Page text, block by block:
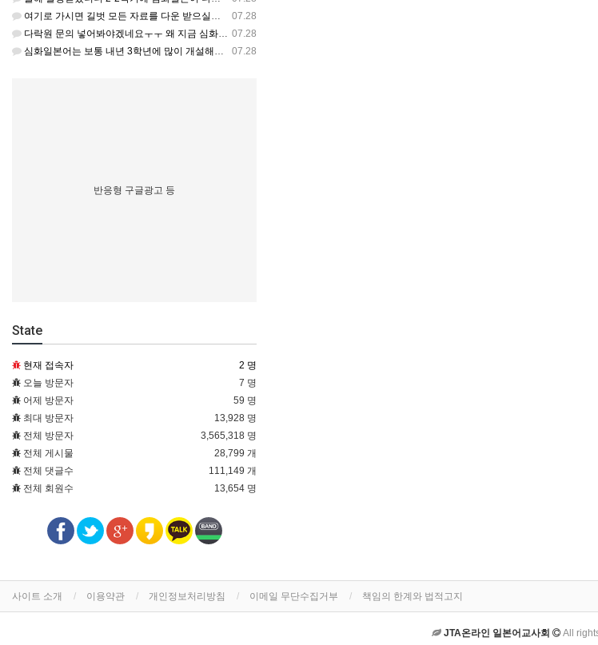
07.28
여기로 가시면 길벗 모든 자료를 다운 받으실수 있으세요^^ https://coffee-plume-710.no…
07.28
다락원 문의 넣어봐야겠네요ㅜㅜ 왜 지금 심화일본어가 개설된지는 저도 참 의문입니다... 작년에 계셨던 선생님…
07.28
심화일본어는 보통 내년 3학년에 많이 개설해서 지금 홈페이지에 없는가보네요~ 일본어랑 생활 일본어는 다 있는…
반응형 구글광고 등
State
현재 접속자
2 명
오늘 방문자
7 명
어제 방문자
59 명
최대 방문자
13,928 명
전체 방문자
3,565,318 명
전체 게시물
28,799 개
전체 댓글수
111,149 개
전체 회원수
13,654 명
사이트 소개 이용약관 개인정보처리방침 이메일 무단수집거부 책임의 한계와 법적고지
JTA온라인 일본어교사회 All